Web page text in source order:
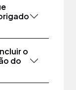
o
do